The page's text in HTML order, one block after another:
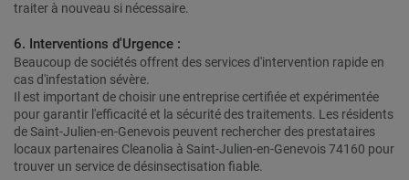
traiter à nouveau si nécessaire.
6. Interventions d'Urgence :
Beaucoup de sociétés offrent des services d'intervention rapide en
cas d'infestation sévère.
Il est important de choisir une entreprise certifiée et expérimentée
pour garantir l'efficacité et la sécurité des traitements. Les résidents
de Saint-Julien-en-Genevois peuvent rechercher des prestataires
locaux partenaires Cleanolia à Saint-Julien-en-Genevois 74160 pour
trouver un service de désinsectisation fiable.